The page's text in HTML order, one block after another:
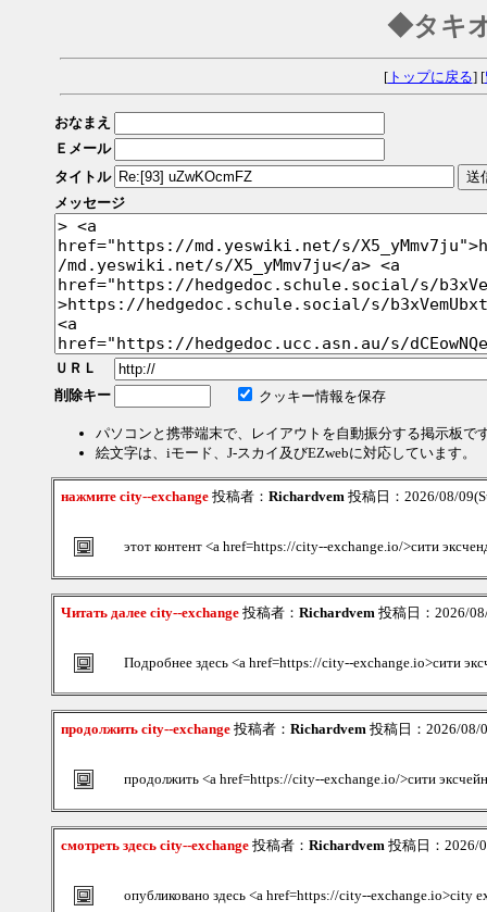
◆タキ
[トップに戻る] [
おなまえ
Ｅメール
タイトル
メッセージ
ＵＲＬ
削除キー
クッキー情報を保存
パソコンと携帯端末で、レイアウトを自動振分する掲示板で
絵文字は、iモード、J-スカイ及びEZwebに対応しています。
нажмите city--exchange 投稿者： Richardvem 投稿日：2026/08/
этот контент <a href=https://city--exchange.io/>сити
Читать далее city--exchange 投稿者： Richardvem 投稿日：2026/
Подробнее здесь <a href=https://city--exchange.io>сити
продолжить city--exchange 投稿者： Richardvem 投稿日：2026/08/
продолжить <a href=https://city--exchange.io/>сити
смотреть здесь city--exchange 投稿者： Richardvem 投稿日：2026/
опубликовано здесь <a href=https://city--exchange.io>city